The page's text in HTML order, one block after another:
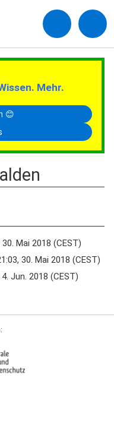
Mehr.
😊
30. Mai 2018 (CEST)
30. Mai 2018 (CEST)
Jun. 2018 (CEST)